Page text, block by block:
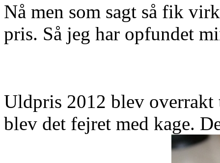
Nå men som sagt så fik
pris. Så jeg har opfundet
Uldpris 2012 blev
blev det fejret med kage.